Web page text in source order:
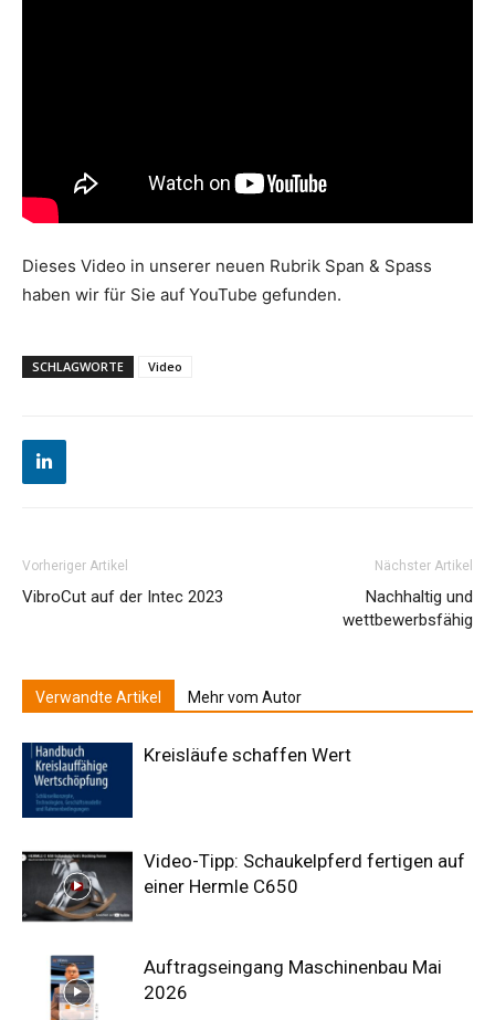
Dieses Video in unserer neuen Rubrik Span & Spass
haben wir für Sie auf YouTube gefunden.
SCHLAGWORTE Video
Vorheriger Artikel
VibroCut auf der Intec 2023
Nächster Artikel
Nachhaltig und
wettbewerbsfähig
Verwandte Artikel Mehr vom Autor
Kreisläufe schaffen Wert
Video-Tipp: Schaukelpferd fertigen auf
einer Hermle C650
Auftragseingang Maschinenbau Mai
2026